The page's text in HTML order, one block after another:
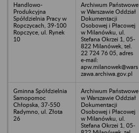
Handlowo-
Produkcyjna
Spółdzielnia Pracy w
Ropczycach, 39-100
Ropczyce, ul. Rynek
10
Archiwum Państwowe
w Warszawie Oddział
Dokumentacji
Osobowej i Płacowej
w Milanówku, ul.
Stefana Okrzei 1, 05-
822 Milanówek, tel.
22 724 76 05, adres
e-mail:
apw.milanowek@wars
zawa.archiwa.gov.pl
Gminna Spółdzielnia
Samopomoc
Chłopska, 37-550
Radymno, ul. Złota
26
Archiwum Państwowe
w Warszawie Oddział
Dokumentacji
Osobowej i Płacowej
w Milanówku, ul.
Stefana Okrzei 1, 05-